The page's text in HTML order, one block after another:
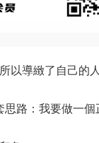
導緻了自己的
路：我要做一個